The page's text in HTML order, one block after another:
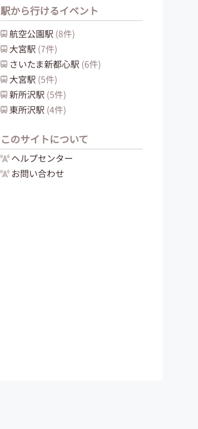
駅から行けるイベント
航空公園駅 (8件)
大宮駅 (7件)
さいたま新都心駅 (6件)
大宮駅 (5件)
新所沢駅 (5件)
東所沢駅 (4件)
このサイトについて
ヘルプセンター
お問い合わせ